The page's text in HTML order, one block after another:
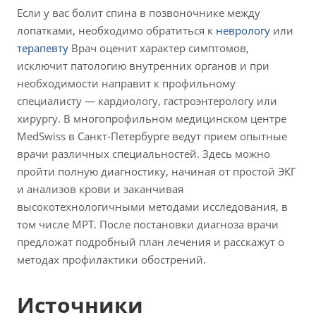
Если у вас болит спина в позвоночнике между
лопатками, необходимо обратиться к неврологу или
терапевту Врач оценит характер симптомов,
исключит патологию внутренних органов и при
необходимости направит к профильному
специалисту — кардиологу, гастроэнтерологу или
хирургу. В многопрофильном медицинском центре
MedSwiss в Санкт-Петербурге ведут прием опытные
врачи различных специальностей. Здесь можно
пройти полную диагностику, начиная от простой ЭКГ
и анализов крови и заканчивая
высокотехнологичными методами исследования, в
том числе МРТ. После постановки диагноза врачи
предложат подробный план лечения и расскажут о
методах профилактики обострений.
Источники